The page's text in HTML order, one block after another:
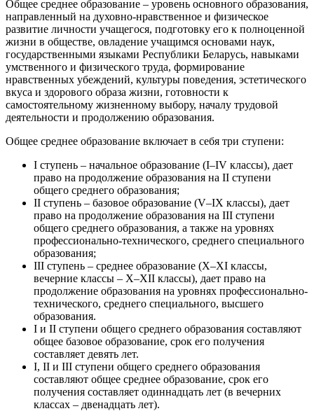
Общее среднее образование – уровень основного образования,
направленный на духовно-нравственное и физическое
развитие личности учащегося, подготовку его к полноценной
жизни в обществе, овладение учащимся основами наук,
государственными языками Республики Беларусь, навыками
умственного и физического труда, формирование
нравственных убеждений, культуры поведения, эстетического
вкуса и здорового образа жизни, готовности к
самостоятельному жизненному выбору, началу трудовой
деятельности и продолжению образования.
Общее среднее образование включает в себя три ступени:
I ступень – начальное образование (I–IV классы), дает
право на продолжение образования на II ступени
общего среднего образования;
II ступень – базовое образование (V–IX классы), дает
право на продолжение образования на III ступени
общего среднего образования, а также на уровнях
профессионально-технического, среднего специального
образования;
III ступень – среднее образование (X–XI классы,
вечерние классы – X–XII классы), дает право на
продолжение образования на уровнях профессионально-
технического, среднего специального, высшего
образования.
I и II ступени общего среднего образования составляют
общее базовое образование, срок его получения
составляет девять лет.
I, II и III ступени общего среднего образования
составляют общее среднее образование, срок его
получения составляет одиннадцать лет (в вечерних
классах – двенадцать лет).